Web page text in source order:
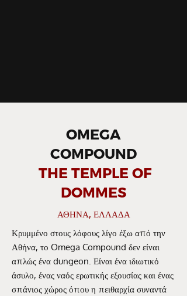
OMEGA
COMPOUND
THE TEMPLE OF
DOMMES
ΑΘΗΝΑ, ΕΛΛΑΔΑ
Κρυμμένο στους λόφους λίγο έξω από την
Αθήνα, το Omega Compound δεν είναι
απλώς ένα dungeon. Είναι ένα ιδιωτικό
άσυλο, ένας ναός ερωτικής εξουσίας και ένας
σπάνιος χώρος όπου η πειθαρχία συναντά